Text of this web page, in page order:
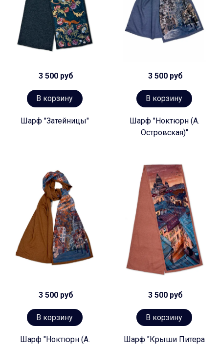
3 500 руб
В корзину
Шарф "Затейницы"
3 500 руб
В корзину
Шарф "Ноктюрн (А.
Островская)"
3 500 руб
В корзину
Шарф "Ноктюрн (А.
3 500 руб
В корзину
Шарф "Крыши Питера